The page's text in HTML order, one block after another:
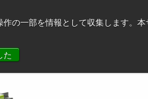
の一部を情報として収集します。
た